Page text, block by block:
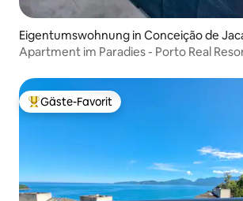
Eigentumswohnung in Conceição de
Apartment im Paradies - Porto Real
Beliebter Gäste-Favorit.
Gäste-Favorit